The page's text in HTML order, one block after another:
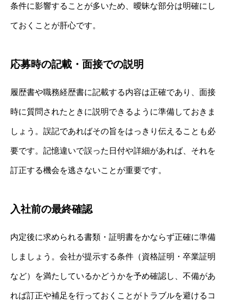
条件に影響することが多いため、曖昧な部分は明確にし
ておくことが肝心です。
応募時の記載・面接での説明
履歴書や職務経歴書に記載する内容は正確であり、面接
時に質問されたときに説明できるように準備しておきま
しょう。誤記であればその旨をはっきり伝えることも必
要です。記憶違いで誤った日付や詳細があれば、それを
訂正する機会を逃さないことが重要です。
入社前の最終確認
内定後に求められる書類・証明書をかならず正確に準備
しましょう。会社が提示する条件（資格証明・卒業証明
など）を満たしているかどうかを予め確認し、不備があ
れば訂正や補足を行っておくことがトラブルを避けるコ